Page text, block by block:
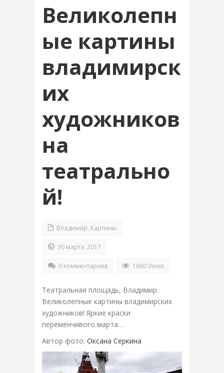
Великолепн
ые картины
владимирск
их
художников
на
театрально
й!
Владимир, Картины
30 марта, 2017
0 комментариев 1660 Views
Театральная площадь, Владимир.
Великолепные картины владимирских
художников! Яркие краски
переменчивого марта…
Автор фото: Оксана Серкина